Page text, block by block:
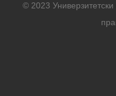
© 2023